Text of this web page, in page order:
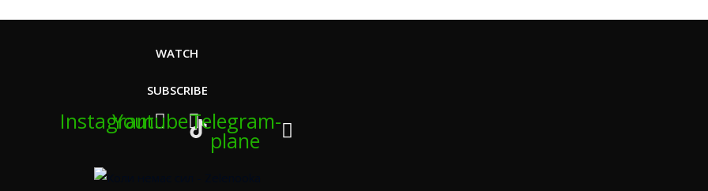
WATCH
SUBSCRIBE
Instagram
YoutubeTelegram-
plane